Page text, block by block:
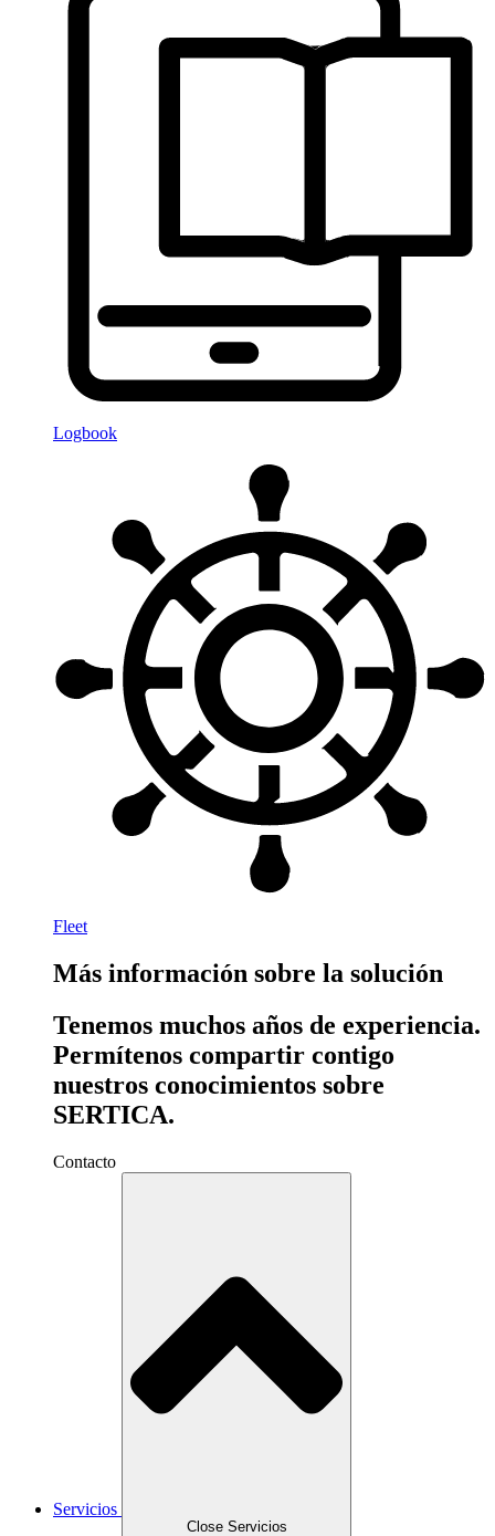
Logbook
Fleet
Más información sobre la solución
Tenemos muchos años de experiencia.
Permítenos compartir contigo
nuestros conocimientos sobre
SERTICA.
Contacto
Servicios
Close Servicios